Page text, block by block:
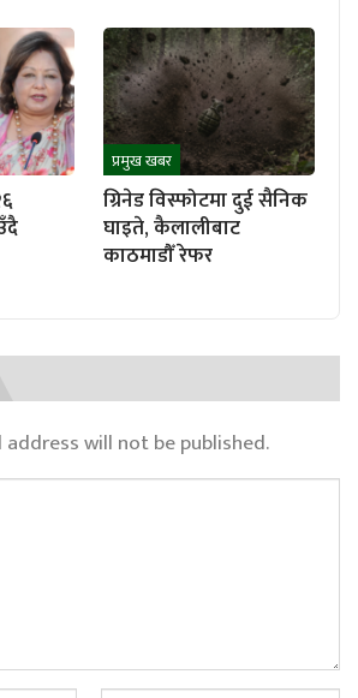
प्रमुख खबर
ग्रिनेड विस्फोटमा दुई सैनिक
घाइते, कैलालीबाट
काठमाडौँ रेफर
address will not be published.